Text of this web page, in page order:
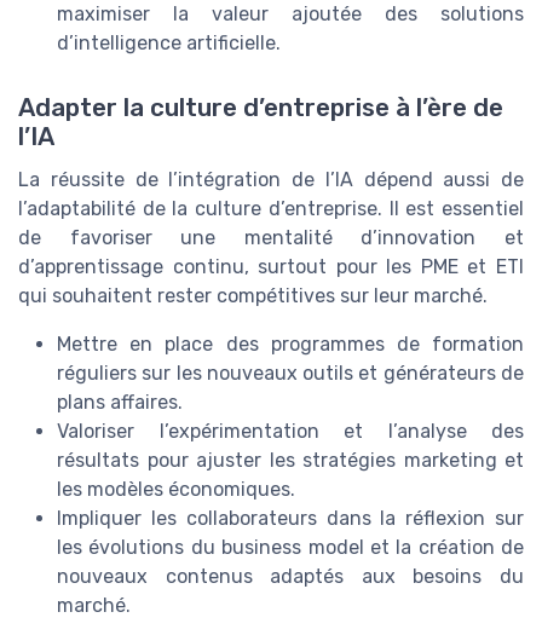
maximiser la valeur ajoutée des solutions
d’intelligence artificielle.
Adapter la culture d’entreprise à l’ère de
l’IA
La réussite de l’intégration de l’IA dépend aussi de
l’adaptabilité de la culture d’entreprise. Il est essentiel
de favoriser une mentalité d’innovation et
d’apprentissage continu, surtout pour les PME et ETI
qui souhaitent rester compétitives sur leur marché.
Mettre en place des programmes de formation
réguliers sur les nouveaux outils et générateurs de
plans affaires.
Valoriser l’expérimentation et l’analyse des
résultats pour ajuster les stratégies marketing et
les modèles économiques.
Impliquer les collaborateurs dans la réflexion sur
les évolutions du business model et la création de
nouveaux contenus adaptés aux besoins du
marché.